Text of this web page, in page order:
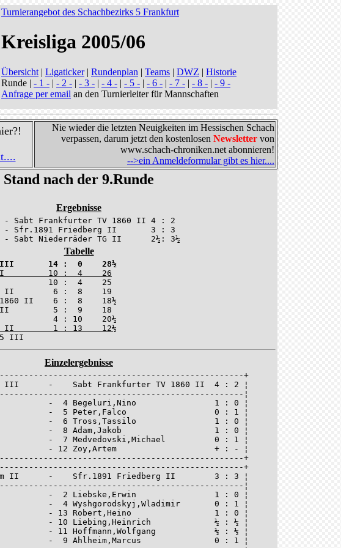
Turnierangebot des Schachbezirks 5 Frankfurt
Kreisliga 2005/06
Übersicht | Ligaticker| Rundenplan | Teams | DWZ | Historie
Runde | - 1 - | - 2 - | - 3 - | - 4 - | - 5 - | - 6 - | - 7 - | - 8 - | - 9 -
Anfrage per email an den Turnierleiter für Mannschaften
Nie wieder die letzten Neuigkeiten im Hessischen Schach
verpassen, darum jetzt den kostenlosen Newsletter von
www.schach-chroniken.net abonnieren!
-->ein Anmeldeformular gibt es hier....
Stand nach der 9.Runde
Ergebnisse
- Sabt Frankfurter TV 1860 II 4 : 2
II  - Sfr.1891 Friedberg II       3 : 3
- Sabt Niederräder TG II      2½: 3½
Tabelle
III       14 :  0    28½
II         10 :  4    26
10 :  4    25
II        6 :  8    19
1860 II    6 :  8    18½
II         5 :  9    18
II        1 : 13    12½
Sfr.1985 III
Einzelergebnisse
+
III      -    Sabt Frankfurter TV 1860 II  4 : 2 ¦
¦
-  4 Begeluri,Nino                1 : 0 ¦
-  5 Peter,Falco                  0 : 1 ¦
-  6 Tross,Tassilo                1 : 0 ¦
-  8 Adam,Jakob                   1 : 0 ¦
-  7 Medvedovski,Michael          0 : 1 ¦
- 12 Zoy,Artem                    + : - ¦
+
+
Ffm II      -    Sfr.1891 Friedberg II        3 : 3 ¦
¦
-  2 Liebske,Erwin                1 : 0 ¦
-  4 Wyshgorodskyj,Wladimir       0 : 1 ¦
- 13 Robert,Heino                 1 : 0 ¦
- 10 Liebing,Heinrich             ½ : ½ ¦
- 11 Hoffmann,Wolfgang            ½ : ½ ¦
-  9 Ahlheim,Marcus               0 : 1 ¦